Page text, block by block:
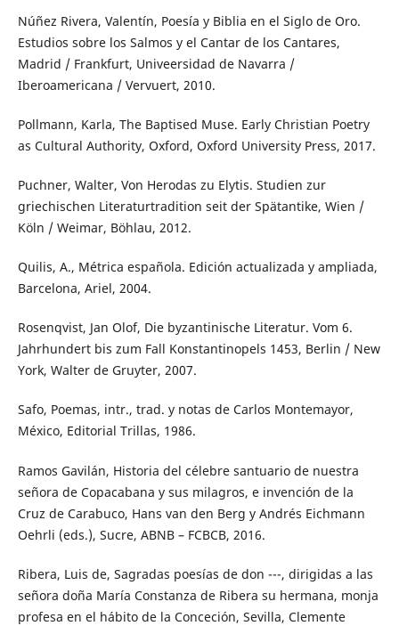
Núñez Rivera, Valentín, Poesía y Biblia en el Siglo de Oro.
Estudios sobre los Salmos y el Cantar de los Cantares,
Madrid / Frankfurt, Univeersidad de Navarra /
Iberoamericana / Vervuert, 2010.
Pollmann, Karla, The Baptised Muse. Early Christian Poetry
as Cultural Authority, Oxford, Oxford University Press, 2017.
Puchner, Walter, Von Herodas zu Elytis. Studien zur
griechischen Literaturtradition seit der Spätantike, Wien /
Köln / Weimar, Böhlau, 2012.
Quilis, A., Métrica española. Edición actualizada y ampliada,
Barcelona, Ariel, 2004.
Rosenqvist, Jan Olof, Die byzantinische Literatur. Vom 6.
Jahrhundert bis zum Fall Konstantinopels 1453, Berlin / New
York, Walter de Gruyter, 2007.
Safo, Poemas, intr., trad. y notas de Carlos Montemayor,
México, Editorial Trillas, 1986.
Ramos Gavilán, Historia del célebre santuario de nuestra
señora de Copacabana y sus milagros, e invención de la
Cruz de Carabuco, Hans van den Berg y Andrés Eichmann
Oehrli (eds.), Sucre, ABNB – FCBCB, 2016.
Ribera, Luis de, Sagradas poesías de don ---, dirigidas a las
señora doña María Constanza de Ribera su hermana, monja
profesa en el hábito de la Conceción, Sevilla, Clemente